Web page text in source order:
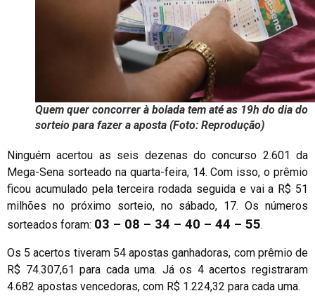
Quem quer concorrer à bolada tem até as 19h do dia do
sorteio para fazer a aposta (Foto: Reprodução)
Ninguém acertou as seis dezenas do concurso 2.601 da
Mega-Sena sorteado na quarta-feira, 14. Com isso, o prêmio
ficou acumulado pela terceira rodada seguida e vai a R$ 51
milhões no próximo sorteio, no sábado, 17. Os números
sorteados foram: 03 – 08 – 34 – 40 – 44 – 55.
Os 5 acertos tiveram 54 apostas ganhadoras, com prêmio de
R$ 74.307,61 para cada uma. Já os 4 acertos registraram
4.682 apostas vencedoras, com R$ 1.224,32 para cada uma.